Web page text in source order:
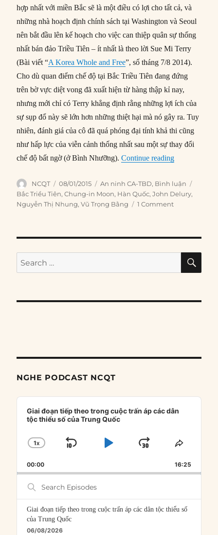
hợp nhất với miền Bắc sẽ là một điều có lợi cho tất cả, và
những nhà hoạch định chính sách tại Washington và Seoul
nên bắt đầu lên kế hoạch cho việc can thiệp quân sự thống
nhất bán đảo Triều Tiên – ít nhất là theo lời Sue Mi Terry
(Bài viết “A Korea Whole and Free”, số tháng 7/8 2014).
Cho dù quan điểm chế độ tại Bắc Triều Tiên đang đứng
trên bờ vực diệt vong đã xuất hiện từ hàng thập kỉ nay,
nhưng mới chỉ có Terry khẳng định rằng những lợi ích của
sự sụp đổ này sẽ lớn hơn những thiệt hại mà nó gây ra. Tuy
nhiên, đánh giá của cô đã quá phóng đại tính khả thi cũng
như hấp lực của viễn cảnh thống nhất sau một sự thay đổi
chế độ bất ngờ (ở Bình Nhưỡng).Continue reading“Tranh luận:
Author
NCQT
Posted
on
08/01/2015 Categories
An ninh CA-TBD, Bình luận
Bắc Triều Tiên,Chung-in Moon, Hàn Quốc,John Delury,
Nguyễn Thị Nhung,Vũ Trọng Bằng 1 Comment
Search
for:
NGHE PODCAST NCQT
Audio
Player
Giai đoạn tiếp theo trong cuộc trấn áp các dân
tộc thiểu số của Trung Quốc
CHANGE
RATE
1X
SKIP
PLAYJUMP
FORWARD
SHARE
00:00 16:25
Search
Episodes
Giai đoạn tiếp theo trong cuộc trấn áp các dân tộc thiểu số
của Trung Quốc
06/08/2026